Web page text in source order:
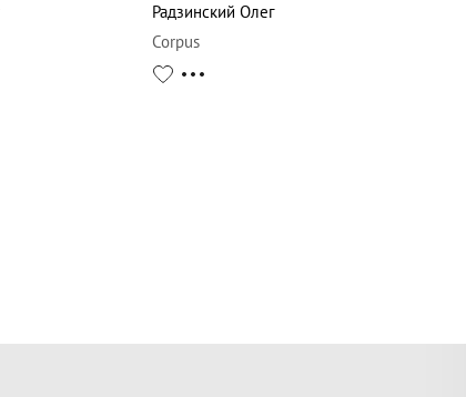
Радзинский Олег
Corpus